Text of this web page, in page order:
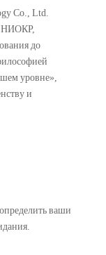
Co., Ltd.
НИОКР,
до
уровне»,
и
ваши